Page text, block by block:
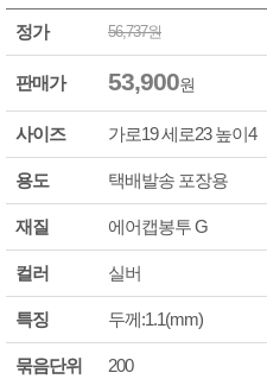
정가 56,737원
판매가 53,900원
사이즈 가로19세로23 높이4
용도 택배발송 포장용
재질 에어캡봉투 G
컬러 실버
특징 두께:1.1(mm)
묶음단위 200